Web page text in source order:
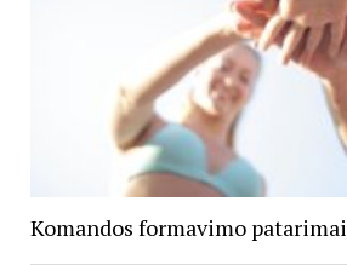
Komandos formavimo patarimai